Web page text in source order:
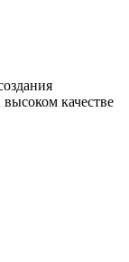
качестве